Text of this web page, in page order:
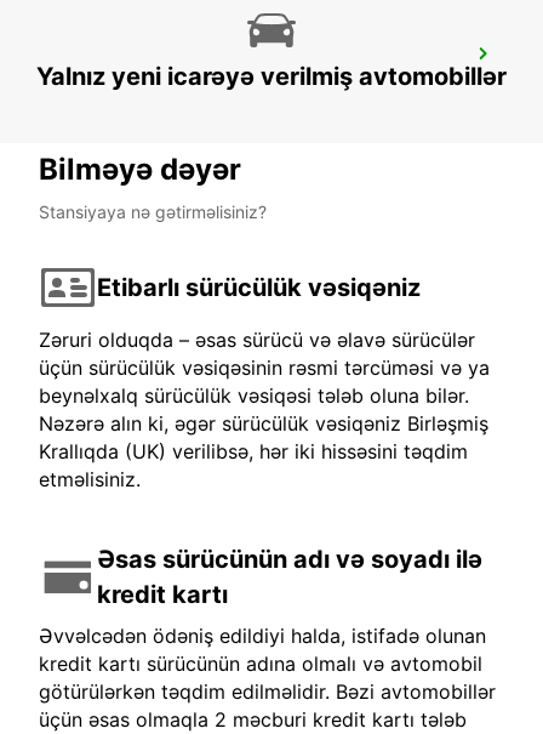
NANTES AIRPORT
BOUGUENAIS - FRANCE
Yalnız yeni icarəyə verilmiş avtomobillər
Bilməyə dəyər
Stansiyaya nə gətirməlisiniz?
Etibarlı sürücülük vəsiqəniz
Zəruri olduqda – əsas sürücü və əlavə sürücülər
üçün sürücülük vəsiqəsinin rəsmi tərcüməsi və ya
beynəlxalq sürücülük vəsiqəsi tələb oluna bilər.
Nəzərə alın ki, əgər sürücülük vəsiqəniz Birləşmiş
Krallıqda (UK) verilibsə, hər iki hissəsini təqdim
etməlisiniz.
Əsas sürücünün adı və soyadı ilə
kredit kartı
Əvvəlcədən ödəniş edildiyi halda, istifadə olunan
kredit kartı sürücünün adına olmalı və avtomobil
götürülərkən təqdim edilməlidir. Bəzi avtomobillər
üçün əsas olmaqla 2 məcburi kredit kartı tələb